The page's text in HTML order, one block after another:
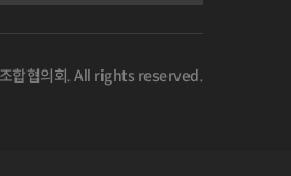
합협의회. All rights reserved.